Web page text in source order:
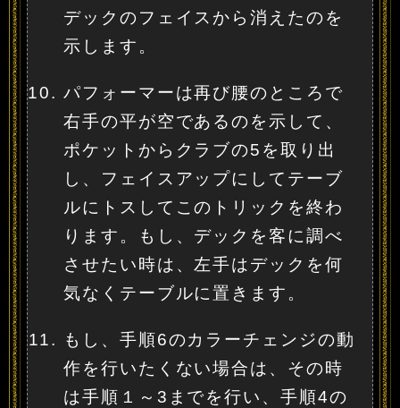
デックのフェイスから消えたのを
示します。
パフォーマーは再び腰のところで
右手の平が空であるのを示して、
ポケットからクラブの5を取り出
し、フェイスアップにしてテーブ
ルにトスしてこのトリックを終わ
ります。もし、デックを客に調べ
させたい時は、左手はデックを何
気なくテーブルに置きます。
もし、手順6のカラーチェンジの動
作を行いたくない場合は、その時
は手順１～3までを行い、手順4の